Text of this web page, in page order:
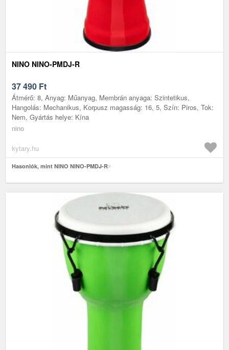
NINO NINO-PMDJ-R
37 490 Ft
Átmérő: 8, Anyag: Műanyag, Membrán anyaga: Szintetikus,
Hangolás: Mechanikus, Korpusz magasság: 16, 5, Szín: Piros, Tok:
Nem, Gyártás helye: Kína
nino
kytary.hu
Hasonlók, mint NINO NINO-PMDJ-R